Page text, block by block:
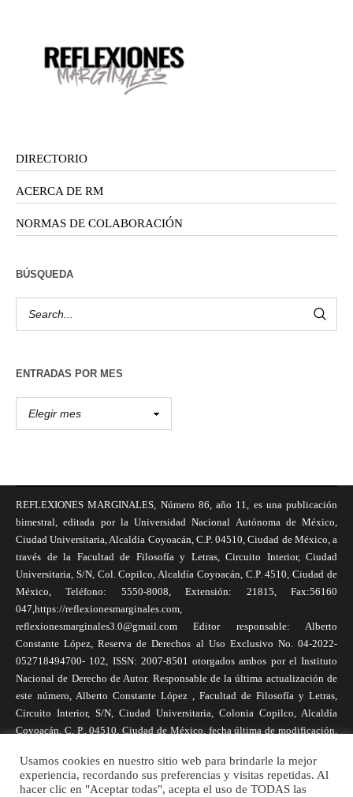
DIRECTORIO
ACERCA DE RM
NORMAS DE COLABORACIÓN
BÚSQUEDA
ENTRADAS POR MES
REFLEXIONES MARGINALES, Número 86, año 11, es una publicación
bimestral, editada por la Universidad Nacional Autónoma de México,
Ciudad Universitaria, Alcaldía Coyoacán, C.P. 04510, Ciudad de México, a
través de la Facultad de Filosofía y Letras, Circuito Interior, Ciudad
Universitaria, S/N, Col. Copilco, Alcaldía Coyoacán, C.P. 4510, Ciudad de
México, Teléfono: 5550-8008, Extensión: 21815, Fax:56160
047,https://reflexionesmarginales.com,
reflexionesmarginales3.0@gmail.com Editor responsable: Alberto
Constante López, Reserva de Derechos al Uso Exclusivo No. 04-2022-
052718494700- 102, ISSN: 2007-8501 otorgados ambos por el Instituto
Nacional de Derecho de Autor. Responsable de la última actualización de
este número, Alberto Constante López , Facultad de Filosofía y Letras,
Circuito Interior, S/N, Ciudad Universitaria, Colonia Copilco, Alcaldía
Coyoacán, C. P., 04510, Ciudad de México, fecha última de modificación,
necesariamente reflejan la postura de la revista, ni de Universidad Nacional
Autónoma de México. Los autores son responsables de los contenidos de
Usamos cookies en nuestro sitio web para brindarle la mejor
experiencia, recordando sus preferencias y visitas repetidas. Al
hacer clic en "Aceptar todas", acepta el uso de TODAS las